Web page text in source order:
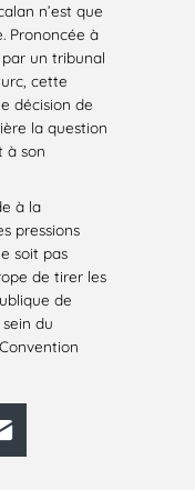
n’est que
Prononcée à
un tribunal
cette
décision de
la question
à son
à la
pressions
soit pas
de tirer les
de
du